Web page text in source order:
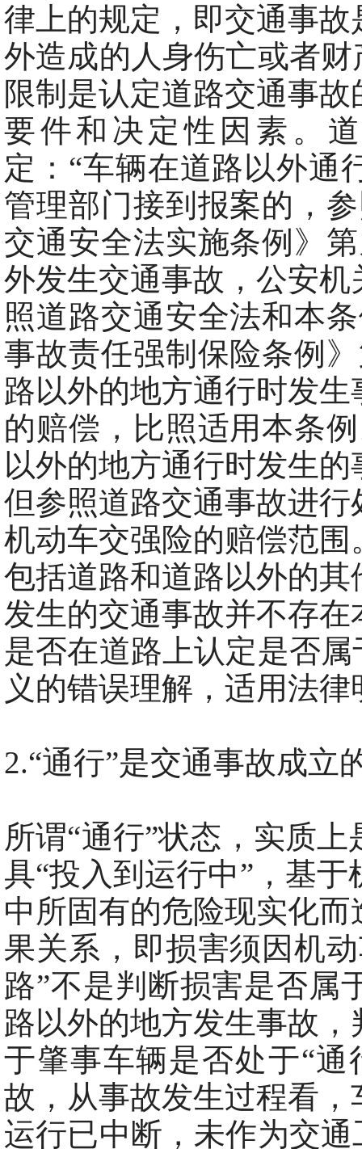
律上的规定，即交通事
外造成的人身伤亡或者
限制是认定道路交通事
要件和决定性因素。
定：“车辆在道路以外通
管理部门接到报案的，
交通安全法实施条例》
外发生交通事故，公安
照道路交通安全法和本
事故责任强制保险条例
路以外的地方通行时发
的赔偿，比照适用本条
以外的地方通行时发生
但参照道路交通事故进
机动车交强险的赔偿范
包括道路和道路以外的
发生的交通事故并不存
是否在道路上认定是否
义的错误理解，适用法
2.“通行”是交通事故成立
所谓“通行”状态，实质
具“投入到运行中”，基
中所固有的危险现实化
果关系，即损害须因机
路”不是判断损害是否属
路以外的地方发生事故
于肇事车辆是否处于“
故，从事故发生过程看
运行已中断，未作为交